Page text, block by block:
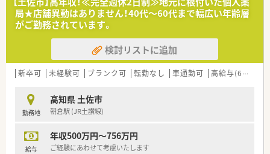
＜業務内容＞
■処方箋による調剤業務、服薬指導、薬剤情報の提供など
■全体の応需処方箋枚数は80枚/日で、薬剤師4名、事務員3名の
方が在籍されています。
＜研修制度＞
開催もあります。
＜法人特徴＞
い健康をお届けされています。
■平成25年に開業をされ外来処方箋対応・在宅業務（施設・居宅
局★店舗異動はありません！40代～60代まで幅広い年齢層
がご勤務されています。
検討リストに追加
新卒可 未経験可 ブランク可 転勤なし 車通勤可 高給与(600万円以上)
勤務地
高知県 土佐市
朝倉駅 (JR土讃線)
給与
年収500万円～756万円
ご経験にあわせて考慮いたします